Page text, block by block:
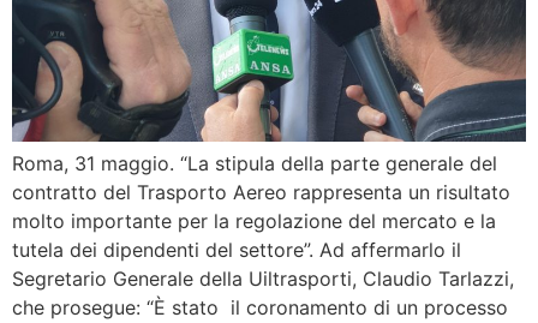
Roma, 31 maggio. “La stipula della parte generale del
contratto del Trasporto Aereo rappresenta un risultato
molto importante per la regolazione del mercato e la
tutela dei dipendenti del settore”. Ad affermarlo il
Segretario Generale della Uiltrasporti, Claudio Tarlazzi,
che prosegue: “È stato il coronamento di un processo